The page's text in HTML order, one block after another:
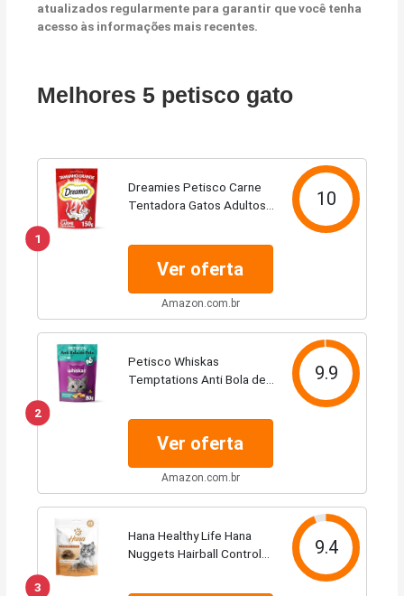
atualizados regularmente para garantir que você tenha
acesso às informações mais recentes.
Melhores 5 petisco gato
1
Dreamies Petisco Carne
Tentadora Gatos Adultos
10
Ver oferta
Amazon.com.br
2
Petisco Whiskas
Temptations Anti Bola de
9.9
Ver oferta
Amazon.com.br
3
Hana Healthy Life Hana
Nuggets Hairball Control
9.4